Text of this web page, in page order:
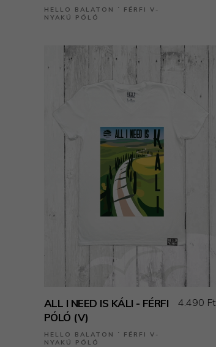
HELLO BALATON ˙ FÉRFI V-
NYAKÚ PÓLÓ
ALL I NEED IS KÁLI - FÉRFI
PÓLÓ (V)
HELLO BALATON ˙ FÉRFI V-
NYAKÚ PÓLÓ
4.490 Ft